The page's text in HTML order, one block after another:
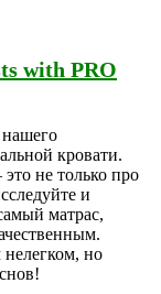
with PRO
кровати.
не только про
и
матрас,
но